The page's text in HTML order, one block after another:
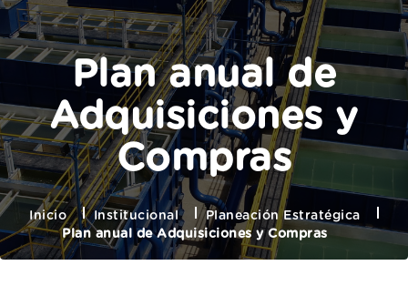
Plan anual de
Adquisiciones y
Compras
Inicio Institucional
Planeación Estratégica
Plan anual de Adquisiciones y Compras